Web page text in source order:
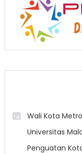
Wali Kota
Universitas
Penguatan